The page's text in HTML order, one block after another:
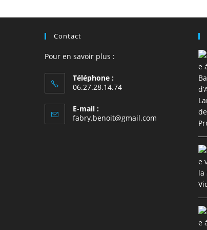
Contact
Pour en savoir plus :
Téléphone :
06.27.28.14.74
E-mail :
fabry.benoit@gmail.com